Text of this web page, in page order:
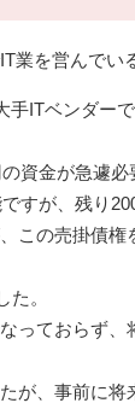
を営んでい
ITベンダー
資金が急遽必
すが、残り
この売掛債
。
っておらず
が、事前に